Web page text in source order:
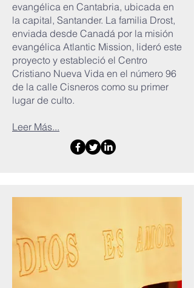
evangélica en Cantabria, ubicada en
la capital, Santander. La familia Drost,
enviada desde Canadá por la misión
evangélica Atlantic Mission, lideró este
proyecto y estableció el Centro
Cristiano Nueva Vida en el número 96
de la calle Cisneros como su primer
lugar de culto.
Leer Más...